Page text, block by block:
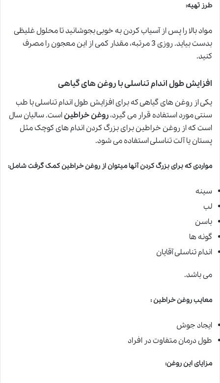
طرز تهیه:
مواد بالا را پس از آسیاب کردن به خوبی بجوشانید تا محلول غلیظی
بدست بیاید. روزی 3 مرتبه، مقدار کمی از این معجون را مصرف
کنید.
افزایش طول اندام تناسلی با روغن های گیاهی
یکی از روغن های گیاهی که برای افزایش طول اندام تناسلی با طب
سنتی مورد استفاده قرار می گیرد،روغن خراطیناست. سالیان سال
است که از روغن خراطین برای بزرگ کردن اندام های کوچک مثل
پستان یا آلت تناسلی استفاده می شود.
مواردی که برای بزرگ کردن آنها میتوان از روغن خراطین کمک گرفت شامل:
سینه
لب
باسن
گونه ها
اندام تناسلی آقایان
می باشد.
معایب روغن خراطین :
ایجاد جوش
طول درمان متفاوت در افراد
مزایای این روغن: